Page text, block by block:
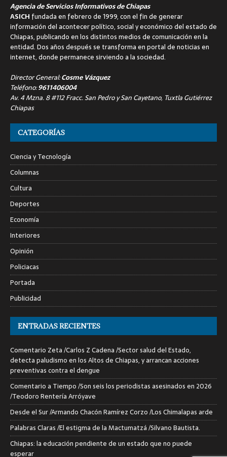
Agencia de Servicios Informativos de Chiapas
ASICH fundada en febrero de 1999, con el fin de generar
información del acontecer político, social y económico del estado de
Chiapas, publicando en los distintos medios de comunicación en la
entidad. Dos años después se transforma en portal de noticias en
internet, donde permanece sirviendo a la sociedad.
Director General:Cosme Vázquez
Teléfono:9611406004
Av. 4 Mzna. 8 #112 Fracc. San Pedro y San Cayetano, Tuxtla Gutiérrez
Chiapas
CATEGORÍAS
Ciencia y Tecnología
Columnas
Cultura
Deportes
Economía
Interiores
Opinión
Policiacas
Portada
Publicidad
ENTRADAS RECIENTES
Comentario Zeta /Carlos Z Cadena /Sector salud del Estado,
detecta paludismo en los Altos de Chiapas, y arrancan acciones
preventivas contra el dengue
Comentario a Tiempo /Son seis los periodistas asesinados en 2026
/Teodoro Rentería Arróyave
Desde el Sur /Armando Chacón Ramírez Corzo /Los Chimalapas arde
Palabras Claras /El estigma de la Mactumatzá /Silvano Bautista.
Chiapas: la educación pendiente de un estado que no puede
esperar